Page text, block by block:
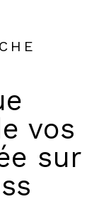
vos
sur